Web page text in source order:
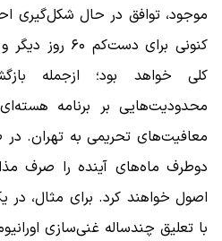
موجود، توافق در حال شکل‌گیری
کنونی برای
کلی خواهد بود؛ ازجمله
محدودیت‌هایی بر برنامه
معافیت‌های تحریمی به تهران.
دوطرف ماه‌های آینده را صرف
اصول خواهند کرد. برای مثال، در
با تعلیق چندساله غنی‌سازی